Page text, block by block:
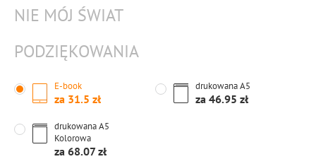
NIE MÓJ ŚWIAT
PODZIĘKOWANIA
E-book
za 31.5
drukowanaA5
za 46.95
drukowanaA5
Kolorowa
za 68.07